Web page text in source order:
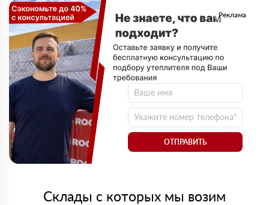
Реклама
ОТПРАВИТЬ
Склады с которых мы возим